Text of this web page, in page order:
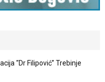
“Dr Filipović” Trebinje